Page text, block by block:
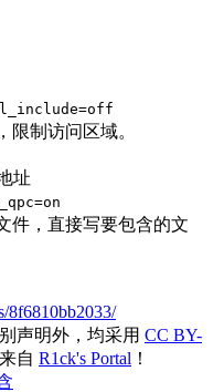
，限制访问区域。
址
件，直接写要包含的文
8f6810bb2033/
声明外，均采用 CC BY-
自 R1ck's Portal ！